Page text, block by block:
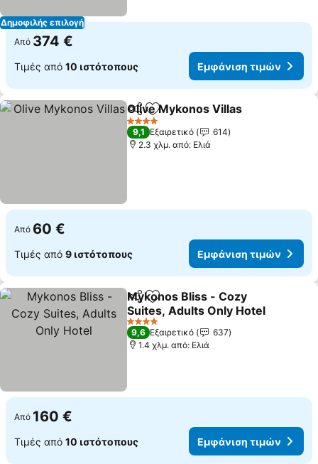
Δημοφιλής επιλογή
Από 374 €
Τιμές από 10 ιστότοπους Εμφάνιση τιμών
Κοινοποίηση
Προσθήκη στα αγαπημένα
Olive Mykonos Villas
4 Αστέρια
9,1 Εξαιρετικό
614
2.3 χλμ. από: Ελιά
Από 60 €
Τιμές από 9 ιστότοπους Εμφάνιση τιμών
Κοινοποίηση
Προσθήκη στα αγαπημένα
Mykonos Bliss - Cozy
Suites, Adults Only Hotel
4 Αστέρια
9,6 Εξαιρετικό
637
1.4 χλμ. από: Ελιά
Από 160 €
Τιμές από 10 ιστότοπους Εμφάνιση τιμών